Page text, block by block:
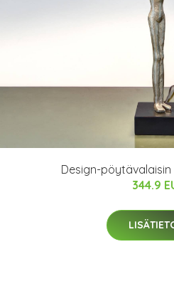
Design-pöytävalaisin
344.9